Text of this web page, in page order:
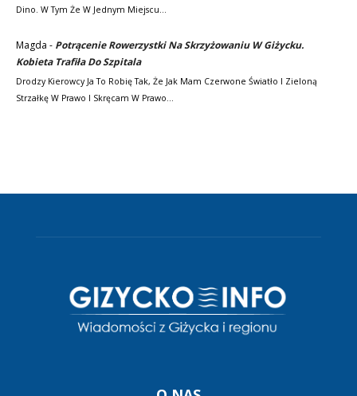
Dino. W Tym Że W Jednym Miejscu…
Magda - Potrącenie Rowerzystki Na Skrzyżowaniu W Giżycku.
Kobieta Trafiła Do Szpitala
Drodzy Kierowcy Ja To Robię Tak, Że Jak Mam Czerwone Światło I Zieloną
Strzałkę W Prawo I Skręcam W Prawo…